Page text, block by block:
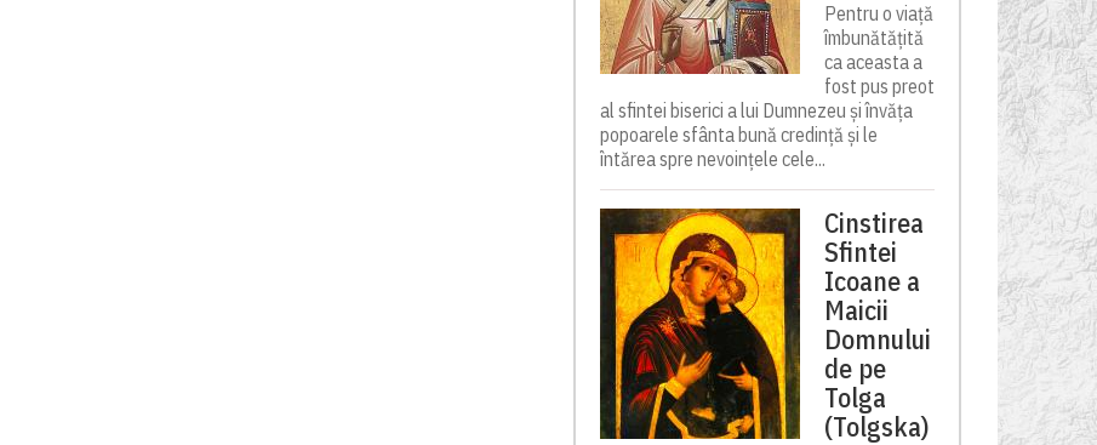
Pentru o viață
îmbunătățită
ca aceasta a
fost pus preot
al sfintei biserici a lui Dumnezeu și învăța
popoarele sfânta bună credință și le
întărea spre nevoințele cele...
Cinstirea
Sfintei
Icoane a
Maicii
Domnului
de pe
Tolga
(Tolgska)